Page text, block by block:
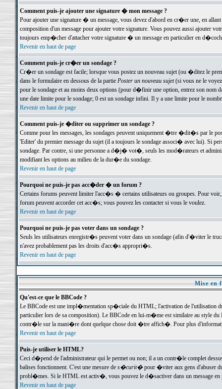
Comment puis-je ajouter une signature � mon message ?
Pour ajouter une signature � un message, vous devez d'abord en cr�er une, en
composition d'un message pour ajouter votre signature. Vous pouvez aussi ajouter
toujours emp�cher d'attacher votre signature � un message en particulier en
Revenir en haut de page
Comment puis-je cr�er un sondage ?
Cr�er un sondage est facile; lorsque vous postez un nouveau sujet (ou �ditez le
dans le formulaire en dessous de la partie Poster un nouveau sujet(si vous ne le voyez
pour le sondage et au moins deux options (pour d�finir une option, entrez son nom
une date limite pour le sondage; 0 est un sondage infini. Il y a une limite pour le
Revenir en haut de page
Comment puis-je �diter ou supprimer un sondage ?
Comme pour les messages, les sondages peuvent uniquement �tre �dit�s par le
'Editer' du premier message du sujet (il a toujours le sondage associ� avec lui). Si
sondage. Par contre, si une personne a d�j� vot�, seuls les mod�rateurs et
modifiant les options au milieu de la dur�e du sondage.
Revenir en haut de page
Pourquoi ne puis-je pas acc�der � un forum ?
Certains forums peuvent limiter l'acc�s � certains utilisateurs ou groupes. Pour
forum peuvent accorder cet acc�s; vous pouvez les contacter si vous le voulez.
Revenir en haut de page
Pourquoi ne puis-je pas voter dans un sondage ?
Seuls les utilisateurs enregistr�s peuvent voter dans un sondage (afin d'�viter le
n'avez probablement pas les droits d'acc�s appropri�s.
Revenir en haut de page
Mise en
Qu'est-ce que le BBCode ?
Le BBCode est une impl�mentation sp�ciale du HTML; l'activation de l'utilisation
particulier lors de sa composition). Le BBCode en lui-m�me est similaire au style
contr�le sur la mani�re dont quelque chose doit �tre affich�. Pour plus
Revenir en haut de page
Puis-je utiliser le HTML?
Ceci d�pend de l'administrateur qui le permet ou non; il a un contr�le complet
balises fonctionnent. C'est une mesure de s�curit�pour �viter aux gens d'abuser
probl�mes. Si le HTML est activ�, vous pouvez le d�sactiver dans un message en
Revenir en haut de page